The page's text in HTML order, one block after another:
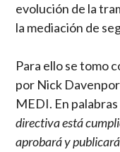
evolución de la
la mediación de
Para ello se tomo
por Nick
MEDI. En
directiva está
aprobará y